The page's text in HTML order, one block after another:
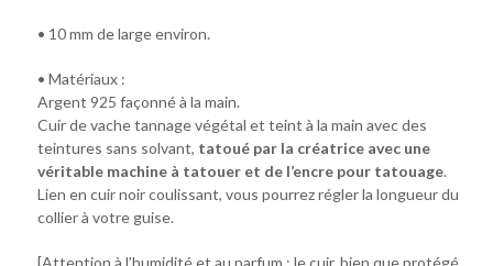
• 10 mm de large environ.
• Matériaux :
Argent 925 façonné à la main.
Cuir de vache tannage végétal et teint à la main avec des
teintures sans solvant, tatoué par la créatrice avec une
véritable machine à tatouer et de l’encre pour tatouage.
Lien en cuir noir coulissant, vous pourrez régler la longueur du
collier à votre guise.
[Attention à l’humidité et au parfum : le cuir, bien que protégé,